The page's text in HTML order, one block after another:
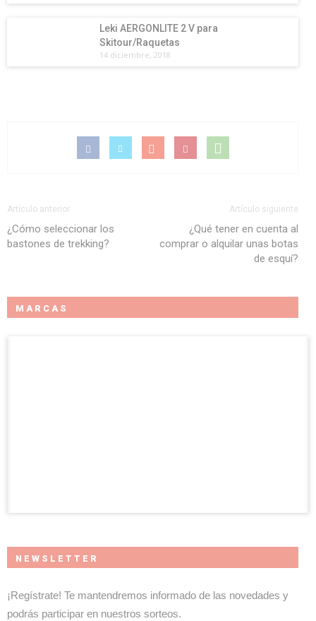
Leki AERGONLITE 2 V para
Skitour/Raquetas
14 diciembre, 2018
Artículo anterior
¿Cómo seleccionar los
bastones de trekking?
Artículo siguiente
¿Qué tener en cuenta al
comprar o alquilar unas botas
de esquí?
MARCAS
NEWSLETTER
¡Regístrate! Te mantendremos informado de las novedades y
podrás participar en nuestros sorteos.